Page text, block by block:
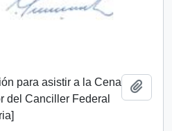
para asistir a la Cena
del Canciller Federal